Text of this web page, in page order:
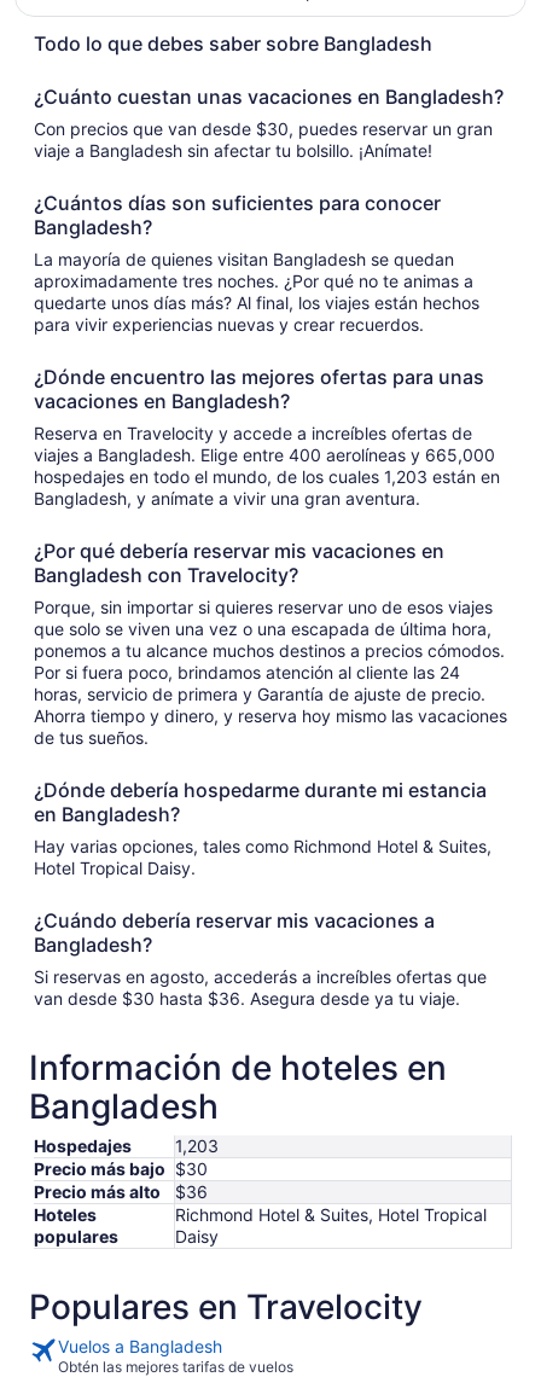
Todo lo que debes saber sobre Bangladesh
¿Cuánto cuestan unas vacaciones en Bangladesh?
Con precios que van desde $30, puedes reservar un gran
viaje a Bangladesh sin afectar tu bolsillo. ¡Anímate!
¿Cuántos días son suficientes para conocer
Bangladesh?
La mayoría de quienes visitan Bangladesh se quedan
aproximadamente tres noches. ¿Por qué no te animas a
quedarte unos días más? Al final, los viajes están hechos
para vivir experiencias nuevas y crear recuerdos.
¿Dónde encuentro las mejores ofertas para unas
vacaciones en Bangladesh?
Reserva en Travelocity y accede a increíbles ofertas de
viajes a Bangladesh. Elige entre 400 aerolíneas y 665,000
hospedajes en todo el mundo, de los cuales 1,203 están en
Bangladesh, y anímate a vivir una gran aventura.
¿Por qué debería reservar mis vacaciones en
Bangladesh con Travelocity?
Porque, sin importar si quieres reservar uno de esos viajes
que solo se viven una vez o una escapada de última hora,
ponemos a tu alcance muchos destinos a precios cómodos.
Por si fuera poco, brindamos atención al cliente las 24
horas, servicio de primera y Garantía de ajuste de precio.
Ahorra tiempo y dinero, y reserva hoy mismo las vacaciones
de tus sueños.
¿Dónde debería hospedarme durante mi estancia
en Bangladesh?
Hay varias opciones, tales como Richmond Hotel & Suites,
Hotel Tropical Daisy.
¿Cuándo debería reservar mis vacaciones a
Bangladesh?
Si reservas en agosto, accederás a increíbles ofertas que
van desde $30 hasta $36. Asegura desde ya tu viaje.
Información de hoteles en
Bangladesh
Hospedajes
1,203
Precio más bajo $30
Precio más alto
$36
Hoteles
populares
Richmond Hotel & Suites, Hotel Tropical
Daisy
Populares en Travelocity
Vuelos a Bangladesh
Obtén las mejores tarifas de vuelos